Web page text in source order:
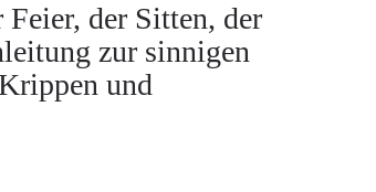
der Sitten, der
zur sinnigen
und